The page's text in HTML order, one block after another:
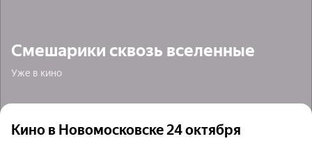
Смешарики сквозь вселенные
Уже в кино
Кино в Новомосковске 24 октября